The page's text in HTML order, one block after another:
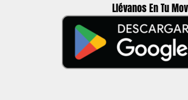
Llévanos En Tu